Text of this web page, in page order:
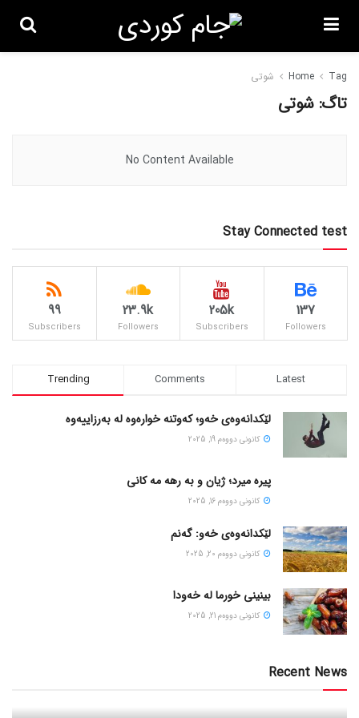
Home Tag شوتی
تاگ: شوتی
No Content Available
Stay Connected test
137
Followers
205k
Subscribers
23.9k
Followers
99
Subscribers
Trending Comments Latest
لێکدانەوەی خەو؛ کەوتنە خوارەوە لە بەرزاییەوە
كانونی دووه‌م 19, 2025
پیره میرد؛ ژیان و به رهه مه کانی
كانونی دووه‌م 16, 2025
لێکدانەوەی خەو: گەنم
كانونی دووه‌م 20, 2025
بینینی خورما لە خەودا
كانونی دووه‌م 21, 2025
Recent News